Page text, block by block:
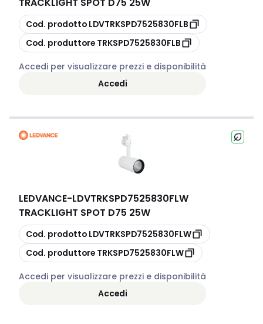
copia
Cod. prodotto LDVTRKSPD7525830FLB
copia
Cod. produttore TRKSPD7525830FLB
Accedi per visualizzare prezzi e disponibilità
Accedi
LEDVANCE-LDVTRKSPD7525830FLW
TRACKLIGHT SPOT D75 25W
copia
Cod. prodotto LDVTRKSPD7525830FLW
copia
Cod. produttore TRKSPD7525830FLW
Accedi per visualizzare prezzi e disponibilità
Accedi